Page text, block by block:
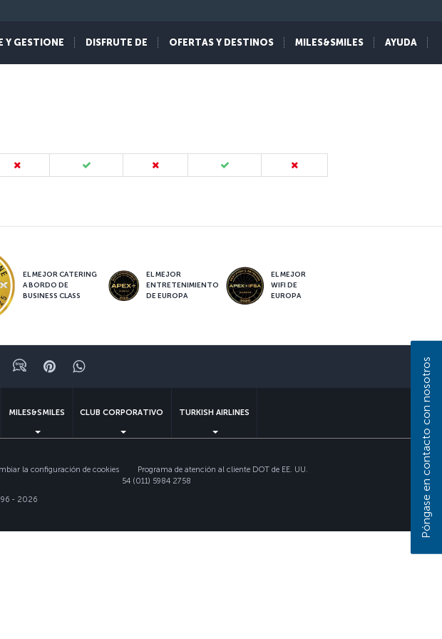
Y GESTIONE DISFRUTE DE OFERTAS Y DESTINOS MILES&SMILES AYUDA
EL MEJOR CATERING
A BORDO DE
BUSINESS CLASS
EL MEJOR
ENTRETENIMIENTO
DE EUROPA
EL MEJOR
WIFI DE
EUROPA
BlogPinterestWhatsApp
MILES&SMILES CLUB CORPORATIVO TURKISH AIRLINES
la configuración de cookies
Programa de atención al cliente DOT de EE. UU.
54 (011) 5984 2758
- 2026
Póngase en contacto con nosotros